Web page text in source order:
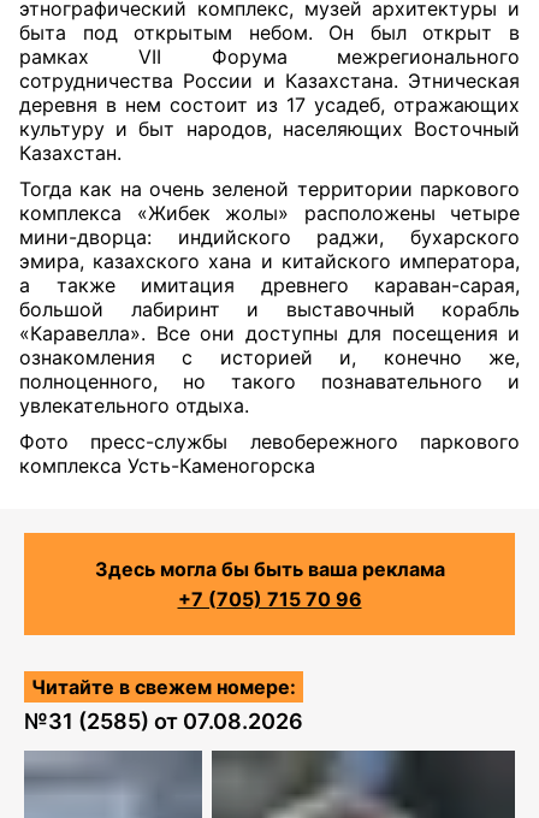
этнографический комплекс, музей архитектуры и
быта под открытым небом. Он был открыт в
рамках VII Форума межрегионального
сотрудничества России и Казахстана. Этническая
деревня в нем состоит из 17 усадеб, отражающих
культуру и быт народов, населяющих Восточный
Казахстан.
Тогда как на очень зеленой территории паркового
комплекса «Жибек жолы» расположены четыре
мини-дворца: индийского раджи, бухарского
эмира, казахского хана и китайского императора,
а также имитация древнего караван-сарая,
большой лабиринт и выставочный корабль
«Каравелла». Все они доступны для посещения и
ознакомления с историей и, конечно же,
полноценного, но такого познавательного и
увлекательного отдыха.
Фото пресс-службы левобережного паркового
комплекса Усть-Каменогорска
Здесь могла бы быть ваша реклама
+7 (705) 715 70 96
Читайте в свежем номере:
№31 (2585) от 07.08.2026